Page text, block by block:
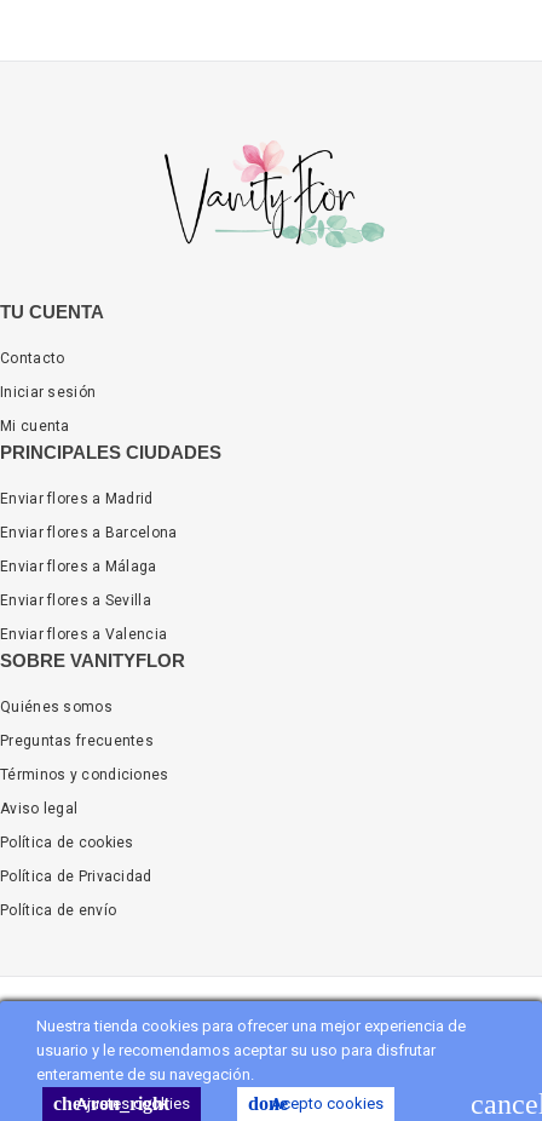
Nuestra tienda cookies para ofrecer una mejor experiencia de
usuario y le recomendamos aceptar su uso para disfrutar
enteramente de su navegación.
chevron_right
Ajustes cookies doneAcepto cookies
TU CUENTA
Contacto
Iniciar sesión
Mi cuenta
PRINCIPALES CIUDADES
Enviar flores a Madrid
Enviar flores a Barcelona
Enviar flores a Málaga
Enviar flores a Sevilla
Enviar flores a Valencia
SOBRE VANITYFLOR
Quiénes somos
Preguntas frecuentes
Términos y condiciones
Aviso legal
Política de cookies
Política de Privacidad
Política de envío
CopyrightVanityflor.es. All Rights Reserved